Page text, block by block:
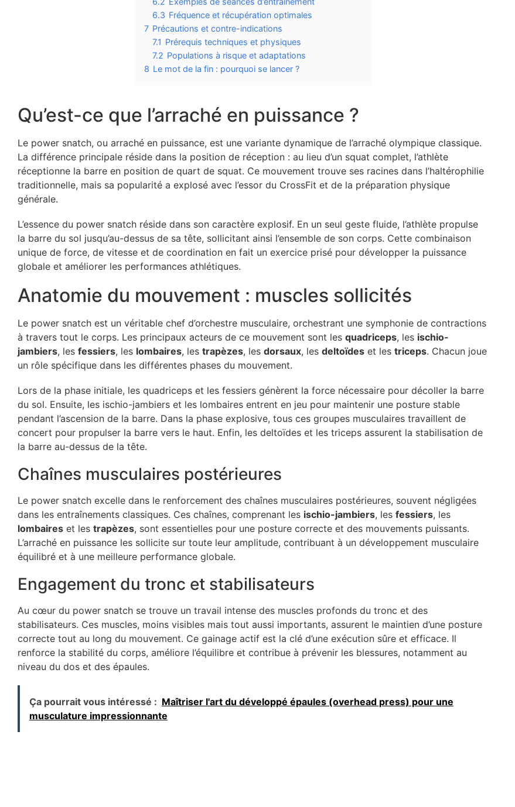
6.3 Fréquence et récupération optimales
7 Précautions et contre-indications
7.1 Prérequis techniques et physiques
7.2 Populations à risque et adaptations
8 Le mot de la fin : pourquoi se lancer ?
Qu’est-ce que l’arraché en puissance ?
Le power snatch, ou arraché en puissance, est une variante dynamique de l’arraché olympique classique.
La différence principale réside dans la position de réception : au lieu d’un squat complet, l’athlète
réceptionne la barre en position de quart de squat. Ce mouvement trouve ses racines dans l’haltérophilie
traditionnelle, mais sa popularité a explosé avec l’essor du CrossFit et de la préparation physique
générale.
L’essence du power snatch réside dans son caractère explosif. En un seul geste fluide, l’athlète propulse
la barre du sol jusqu’au-dessus de sa tête, sollicitant ainsi l’ensemble de son corps. Cette combinaison
unique de force, de vitesse et de coordination en fait un exercice prisé pour développer la puissance
globale et améliorer les performances athlétiques.
Anatomie du mouvement : muscles sollicités
Le power snatch est un véritable chef d’orchestre musculaire, orchestrant une symphonie de contractions
à travers tout le corps. Les principaux acteurs de ce mouvement sont les quadriceps, les ischio-
jambiers, les fessiers, les lombaires, les trapèzes, les dorsaux, les deltoïdes et les triceps. Chacun joue
un rôle spécifique dans les différentes phases du mouvement.
Lors de la phase initiale, les quadriceps et les fessiers génèrent la force nécessaire pour décoller la barre
du sol. Ensuite, les ischio-jambiers et les lombaires entrent en jeu pour maintenir une posture stable
pendant l’ascension de la barre. Dans la phase explosive, tous ces groupes musculaires travaillent de
concert pour propulser la barre vers le haut. Enfin, les deltoïdes et les triceps assurent la stabilisation de
la barre au-dessus de la tête.
Chaînes musculaires postérieures
Le power snatch excelle dans le renforcement des chaînes musculaires postérieures, souvent négligées
dans les entraînements classiques. Ces chaînes, comprenant les ischio-jambiers, les fessiers, les
lombaires et les trapèzes, sont essentielles pour une posture correcte et des mouvements puissants.
L’arraché en puissance les sollicite sur toute leur amplitude, contribuant à un développement musculaire
équilibré et à une meilleure performance globale.
Engagement du tronc et stabilisateurs
Au cœur du power snatch se trouve un travail intense des muscles profonds du tronc et des
stabilisateurs. Ces muscles, moins visibles mais tout aussi importants, assurent le maintien d’une posture
correcte tout au long du mouvement. Ce gainage actif est la clé d’une exécution sûre et efficace. Il
renforce la stabilité du corps, améliore l’équilibre et contribue à prévenir les blessures, notamment au
niveau du dos et des épaules.
Ça pourrait vous intéressé : Maîtriser l'art du développé épaules (overhead press) pour une
musculature impressionnante